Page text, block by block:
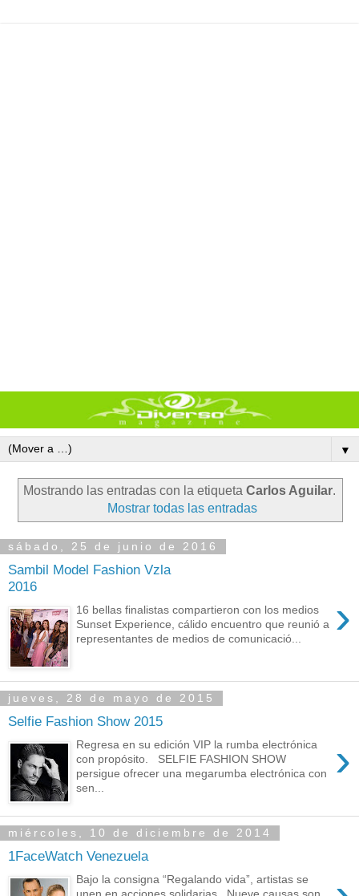
▼
Mostrando las entradas con la etiqueta Carlos Aguilar.
Mostrar todas las entradas
sábado, 25 de junio de 2016
Sambil Model Fashion Vzla
2016
›
16 bellas finalistas compartieron con los medios
Sunset Experience, cálido encuentro que reunió a
representantes de medios de comunicació...
jueves, 28 de mayo de 2015
Selfie Fashion Show 2015
›
Regresa en su edición VIP la rumba electrónica
con propósito. SELFIE FASHION SHOW
persigue ofrecer una megarumba electrónica con
sen...
miércoles, 10 de diciembre de 2014
1FaceWatch Venezuela
Bajo la consigna “Regalando vida”, artistas se
unen en acciones solidarias. Nueve causas son